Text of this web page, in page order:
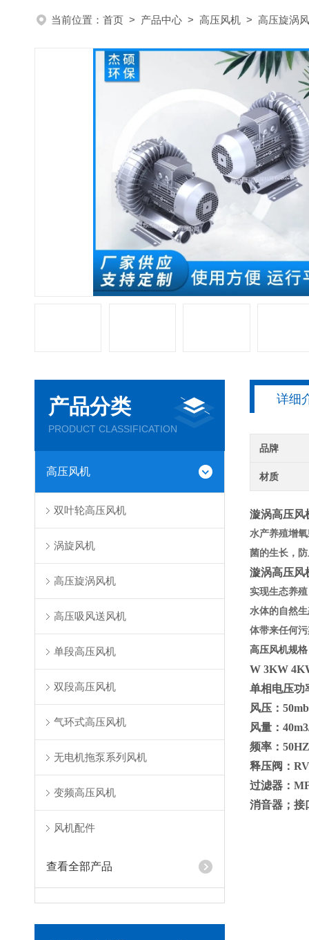
当前位置： 首页 > 产品中心 > 高压风机 > 高压旋涡
产品分类
PRODUCT CLASSIFICATION
高压风机
双叶轮高压风机
涡旋风机
高压旋涡风机
高压吸风送风机
单段高压风机
双段高压风机
气环式高压风机
无电机拖泵系列风机
变频高压风机
风机配件
查看全部产品
详细
品牌
材质
漩涡高压风
水产养殖增
菌的生长，
漩涡高压风
实现生态养
水体的自然
体带来任何
高压风机规
W 3KW
单相电压功
风压：
风量：
频率：
释压阀：
过滤器：
消音器；接